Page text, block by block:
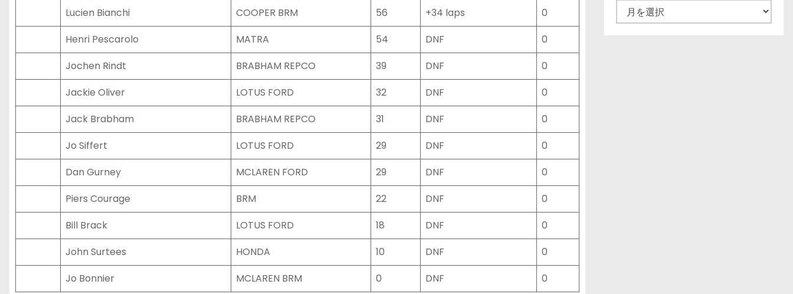
Lucien Bianchi
COOPER BRM 56 +34 laps
0
Henri Pescarolo
MATRA 54 DNF
0
Jochen Rindt
BRABHAM REPCO 39 DNF
0
Jackie Oliver
LOTUS FORD 32 DNF
0
Jack Brabham
BRABHAM REPCO 31 DNF
0
Jo Siffert
LOTUS FORD 29 DNF
0
Dan Gurney
MCLAREN FORD 29 DNF
0
Piers Courage
BRM 22 DNF
0
Bill Brack
LOTUS FORD 18 DNF
0
John Surtees
HONDA 10 DNF
0
Jo Bonnier
MCLAREN BRM 0 DNF 0
ュ